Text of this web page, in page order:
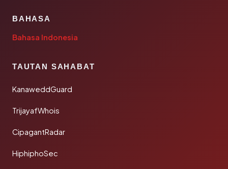
BAHASA
Bahasa Indonesia
TAUTAN SAHABAT
KanaweddGuard
TrijayafWhois
CipagantRadar
HiphiphoSec